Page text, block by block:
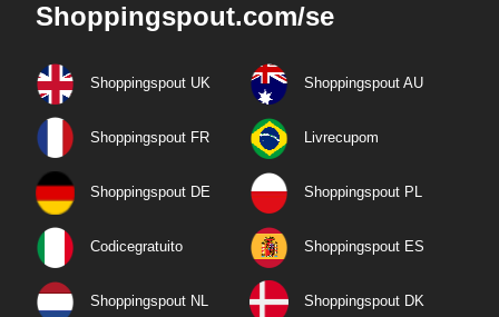
Shoppingspout.com/se
Shoppingspout UK Shoppingspout AU
Shoppingspout FR Livrecupom
Shoppingspout DE Shoppingspout PL
Codicegratuito Shoppingspout ES
Shoppingspout NL Shoppingspout DK